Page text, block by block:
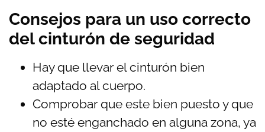
Consejos para un uso correcto
del cinturón de seguridad
Hay que llevar el cinturón bien
adaptado al cuerpo.
Comprobar que este bien puesto y que
no esté enganchado en alguna zona, ya